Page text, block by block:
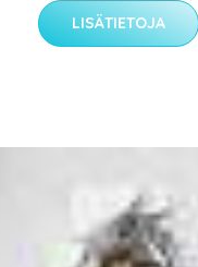
LISÄTIETOJA